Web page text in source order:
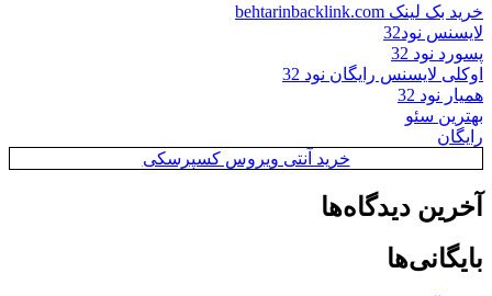
خرید بک لینک behtarinbacklink.com
لایسنس نود32
پسورد نود 32
اوکلی لایسنس رایگان نود 32
همیار نود 32
بهترین سئو
رایگان
خرید آنتی ویروس کسپرسکی
آخرین دیدگاه‌ها
بایگانی‌ها